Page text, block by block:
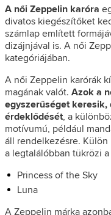
A női Zeppelin karóra
divatos kiegészítőket
számlap említett
dizájnjával is. A női
kategóriájában.
A női Zeppelin karórák
magának valót. Azok a
egyszerűséget
érdeklődését, a
motívumú, például
áll rendelkezésre.
a legtalálóbban tükrözi
Princess of the Sky
Luna
A Zeppelin márka